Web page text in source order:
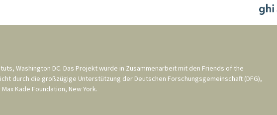
Washington DC. Das Projekt wurde in Zusammenarbeit mit den Friends of the
durch die großzügige Unterstützung der Deutschen Forschungsgemeinschaft (DFG),
Max Kade Foundation, New York.